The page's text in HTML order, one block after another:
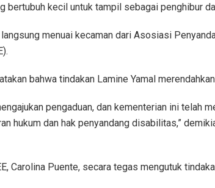
bertubuh kecil untuk tampil sebagai penghibur
menuai kecaman dari Asosiasi
bahwa tindakan Lamine Yamal
pengaduan, dan kementerian ini telah
hukum dan hak penyandang disabilitas,”
Carolina Puente, secara tegas mengutuk